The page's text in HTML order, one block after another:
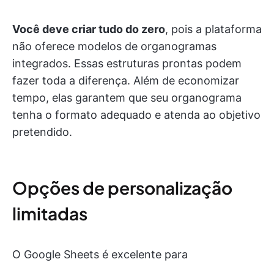
Você deve criar tudo do zero, pois a plataforma
não oferece modelos de organogramas
integrados. Essas estruturas prontas podem
fazer toda a diferença. Além de economizar
tempo, elas garantem que seu organograma
tenha o formato adequado e atenda ao objetivo
pretendido.
Opções de personalização
limitadas
O Google Sheets é excelente para